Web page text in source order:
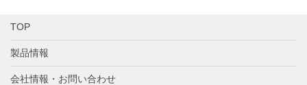
TOP
製品情報
会社情報・お問い合わせ